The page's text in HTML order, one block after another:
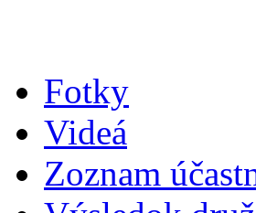
Fotky
Videá
Zoznam